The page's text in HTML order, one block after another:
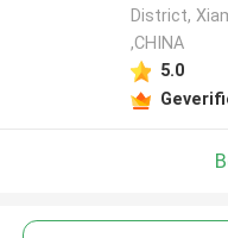
District,
,CHINA
5.0